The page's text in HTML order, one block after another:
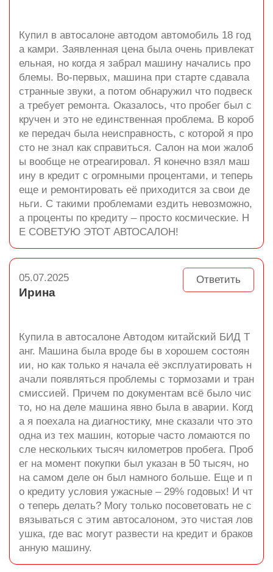
Купил в автосалоне автодом автомобиль 18 год
а камри. Заявленная цена была очень привлекат
ельная, но когда я забрал машину начались про
блемы. Во-первых, машина при старте сдавала
странные звуки, а потом обнаружил что подвеск
а требует ремонта. Оказалось, что пробег был с
кручен и это не единственная проблема. В короб
ке передач была неисправность, с которой я про
сто не знал как справиться. Салон на мои жалоб
ы вообще не отреагировал. Я конечно взял маш
ину в кредит с огромными процентами, и теперь
еще и ремонтировать её приходится за свои де
ньги. С такими проблемами ездить невозможно,
а проценты по кредиту – просто космические. Н
Е СОВЕТУЮ ЭТОТ АВТОСАЛОН!
Ответить
05.07.2025
Ирина
Купила в автосалоне Автодом китайский БИД Т
анг. Машина была вроде бы в хорошем состоян
ии, но как только я начала её эксплуатировать н
ачали появляться проблемы с тормозами и тран
смиссией. Причем по документам всё было чис
то, но на деле машина явно была в аварии. Когд
а я поехала на диагностику, мне сказали что это
одна из тех машин, которые часто ломаются по
сле нескольких тысяч километров пробега. Проб
ег на момент покупки был указан в 50 тысяч, но
на самом деле он был намного больше. Еще и п
о кредиту условия ужасные – 29% годовых! И чт
о теперь делать? Могу только посоветовать не с
вязываться с этим автосалоном, это чистая лов
ушка, где вас могут развести на кредит и браков
анную машину.